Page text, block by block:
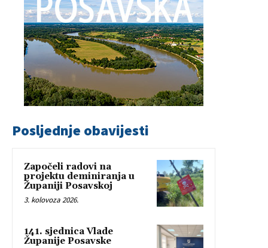
Posljednje obavijesti
Započeli radovi na
projektu deminiranja u
Županiji Posavskoj
3. kolovoza 2026.
141. sjednica Vlade
Županije Posavske